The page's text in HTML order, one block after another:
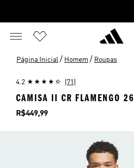
Página Inicial / Homem / Roupas
4.2 (71)
CAMISA II CR FLAMENGO 26
Preço
R$449,99